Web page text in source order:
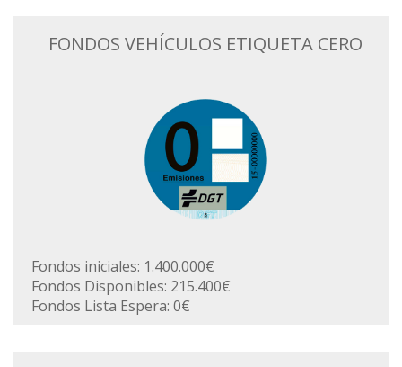
FONDOS VEHÍCULOS ETIQUETA CERO
Fondos iniciales: 1.400.000€
Fondos Disponibles: 215.400€
Fondos Lista Espera: 0€